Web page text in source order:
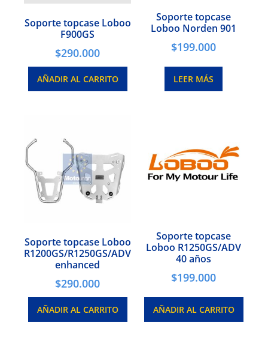
Soporte topcase Loboo
F900GS
$290.000
AÑADIR AL CARRITO
Soporte topcase
Loboo Norden 901
$199.000
LEER MÁS
Soporte topcase Loboo
R1200GS/R1250GS/ADV
enhanced
$290.000
AÑADIR AL CARRITO
Soporte topcase
Loboo R1250GS/ADV
40 años
$199.000
AÑADIR AL CARRITO